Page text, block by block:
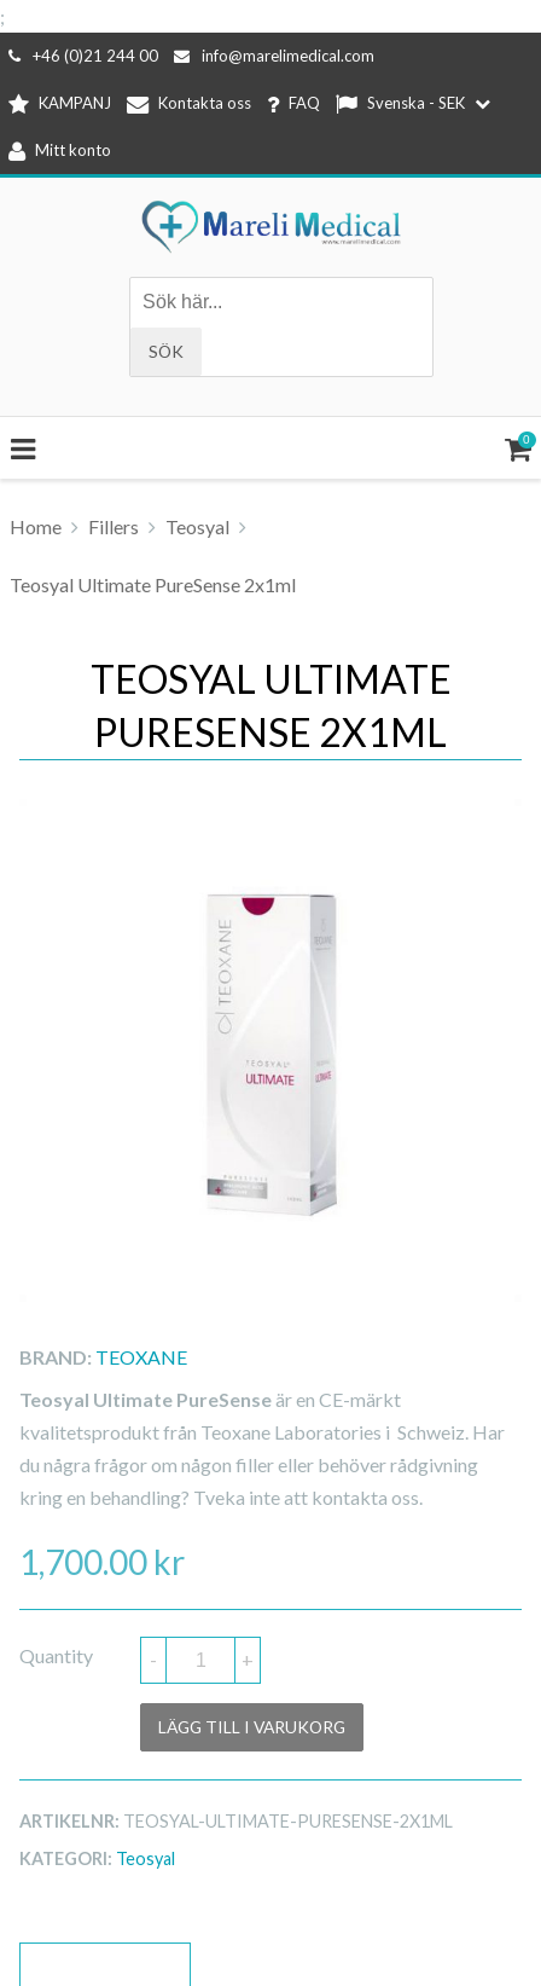
;
Hoppa
innehåll
+46 (0)21 244 00 info@marelimedical.com
KAMPANJ Kontakta oss FAQ Svenska - SEK
Mitt konto
0
Home Fillers Teosyal
Teosyal Ultimate PureSense 2x1ml
TEOSYAL ULTIMATE
PURESENSE 2X1ML
BRAND: TEOXANE
Teosyal Ultimate PureSenseär en CE-märkt
kvalitetsprodukt från Teoxane Laboratories i Schweiz. Har
du några frågor om någon filler eller behöver rådgivning
kring en behandling? Tveka inte att kontakta oss.
1,700.00 kr
Quantity - +
LÄGG TILL I VARUKORG
ARTIKELNR: TEOSYAL-ULTIMATE-PURESENSE-2X1ML
KATEGORI: Teosyal